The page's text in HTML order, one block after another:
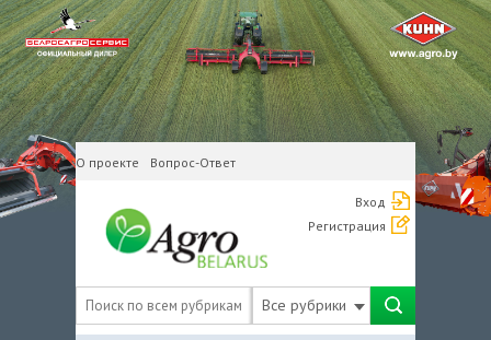
О проекте Вопрос-Ответ
Вход
Регистрация
Все рубрики